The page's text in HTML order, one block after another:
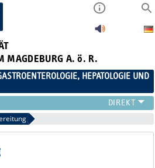
MAGDEBURG A. ö. R.
HEPATOLOGIE UND